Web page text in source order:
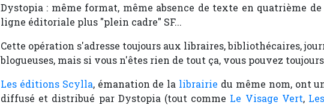
Dystopia : même format, même absence de texte en quatrième
ligne éditoriale plus "plein cadre" SF...
Cette opération s'adresse toujours aux libraires, bibliothécaires,
blogueuses, mais si vous n'êtes rien de tout ça, vous pouvez
Les éditions Scylla, émanation de la librairie du même nom, ont
diffusé et distribué par Dystopia (tout comme Le Visage Vert,